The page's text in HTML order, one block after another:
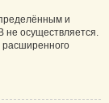
и
не осуществляется.
расширенного